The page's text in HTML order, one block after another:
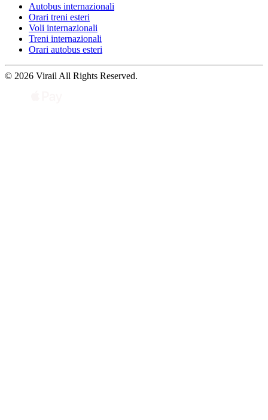
Autobus internazionali
Orari treni esteri
Voli internazionali
Treni internazionali
Orari autobus esteri
© 2026 Virail All Rights Reserved.